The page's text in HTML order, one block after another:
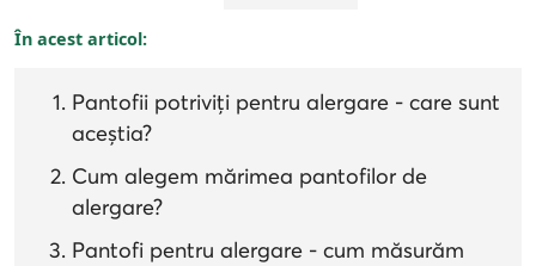
În acest articol:
Pantofii potriviți pentru alergare - care sunt
aceștia?
Cum alegem mărimea pantofilor de
alergare?
Pantofi pentru alergare - cum măsurăm